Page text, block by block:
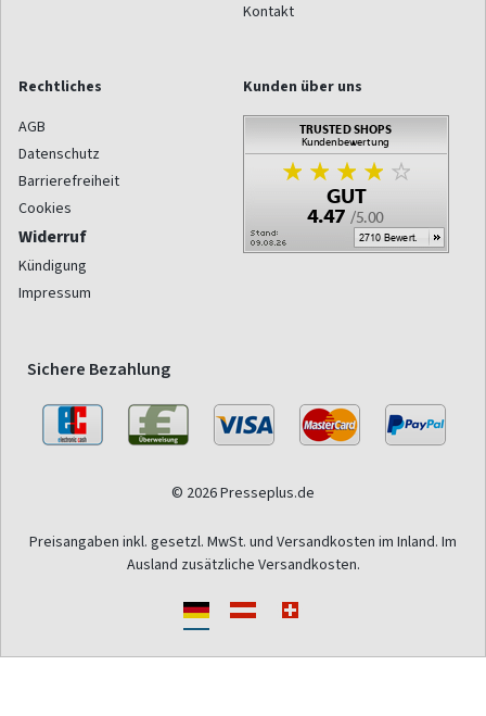
Kontakt
Rechtliches
AGB
Datenschutz
Barrierefreiheit
Cookies
Widerruf
Kündigung
Impressum
Kunden über uns
Sichere Bezahlung
© 2026 Presseplus.de
Preisangaben inkl. gesetzl. MwSt. und Versandkosten im Inland. Im
Ausland zusätzliche Versandkosten.